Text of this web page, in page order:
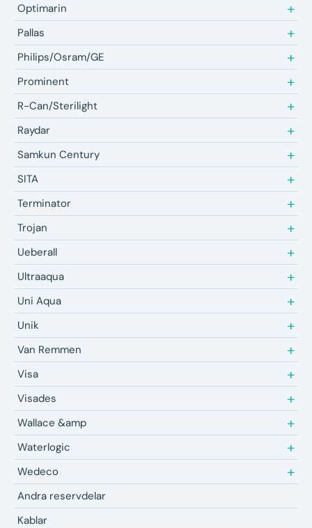
Andra reservdelar
Kablar
Optimarin
Pallas
Philips/Osram/GE
Prominent
R-Can/Sterilight
Raydar
Samkun Century
SITA
Terminator
Trojan
Ueberall
Ultraaqua
Uni Aqua
Unik
Van Remmen
Visa
Visades
Wallace &amp
Waterlogic
Wedeco